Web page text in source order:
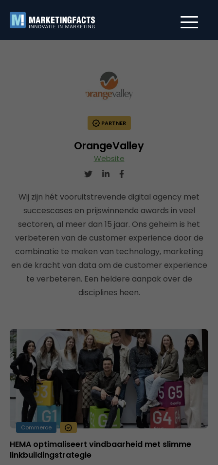
PARTNER
OrangeValley
Website
Wij zijn hét vooruitstrevende digital agency met
succescases en prijswinnende awards in veel
sectoren, al meer dan 15 jaar. Ons geheim is het
verbeteren van de customer experience door de
combinatie te maken van technology, marketing
en de kracht van data om de customer experience
te verbeteren. Een heldere aanpak over de
disciplines heen.
Commerce
HEMA optimaliseert vindbaarheid met slimme
linkbuildingstrategie